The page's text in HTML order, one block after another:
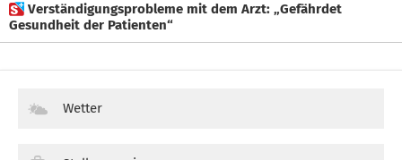
 Verständigungsprobleme mit dem Arzt: „Gefährdet
Gesundheit der Patienten“
Wetter